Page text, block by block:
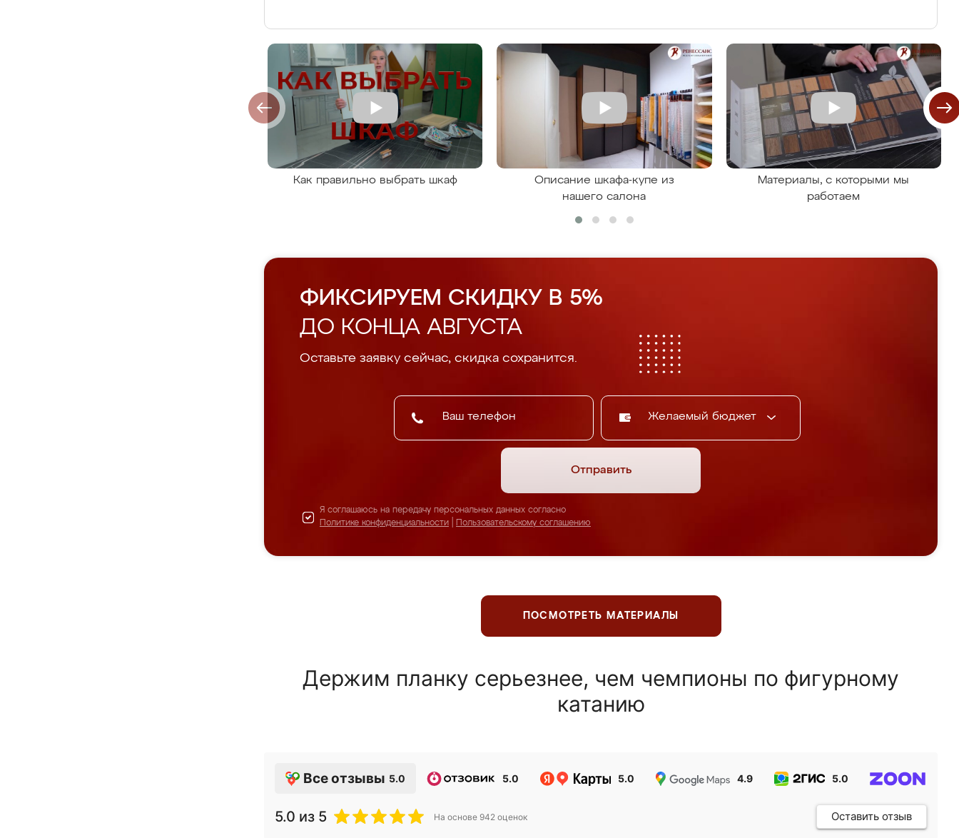
Как правильно выбрать шкаф
Описание шкафа-купе из
нашего салона
Материалы, с которыми мы
работаем
ФИКСИРУЕМ СКИДКУ В 5%
ДО КОНЦА АВГУСТА
Оставьте заявку сейчас, скидка сохранится.
Желаемый бюджет
Отправить
Я соглашаюсь на передачу персональных данных согласно
Политике конфиденциальности
Пользовательскому соглашению
ПОСМОТРЕТЬ МАТЕРИАЛЫ
Держим планку серьезнее, чем чемпионы по фигурному
катанию
Все отзывы 5.0 5.0 5.0 4.9 5.0
5.0 из 5 На основе 942 оценок Оставить отзыв